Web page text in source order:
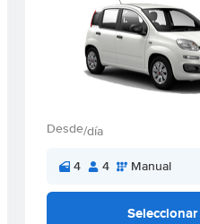
Desde/día
4 4 Manual
Seleccionar